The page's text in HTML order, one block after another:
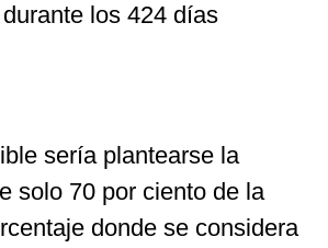
los 424 días
sería plantearse la
solo 70 por ciento de la
donde se considera